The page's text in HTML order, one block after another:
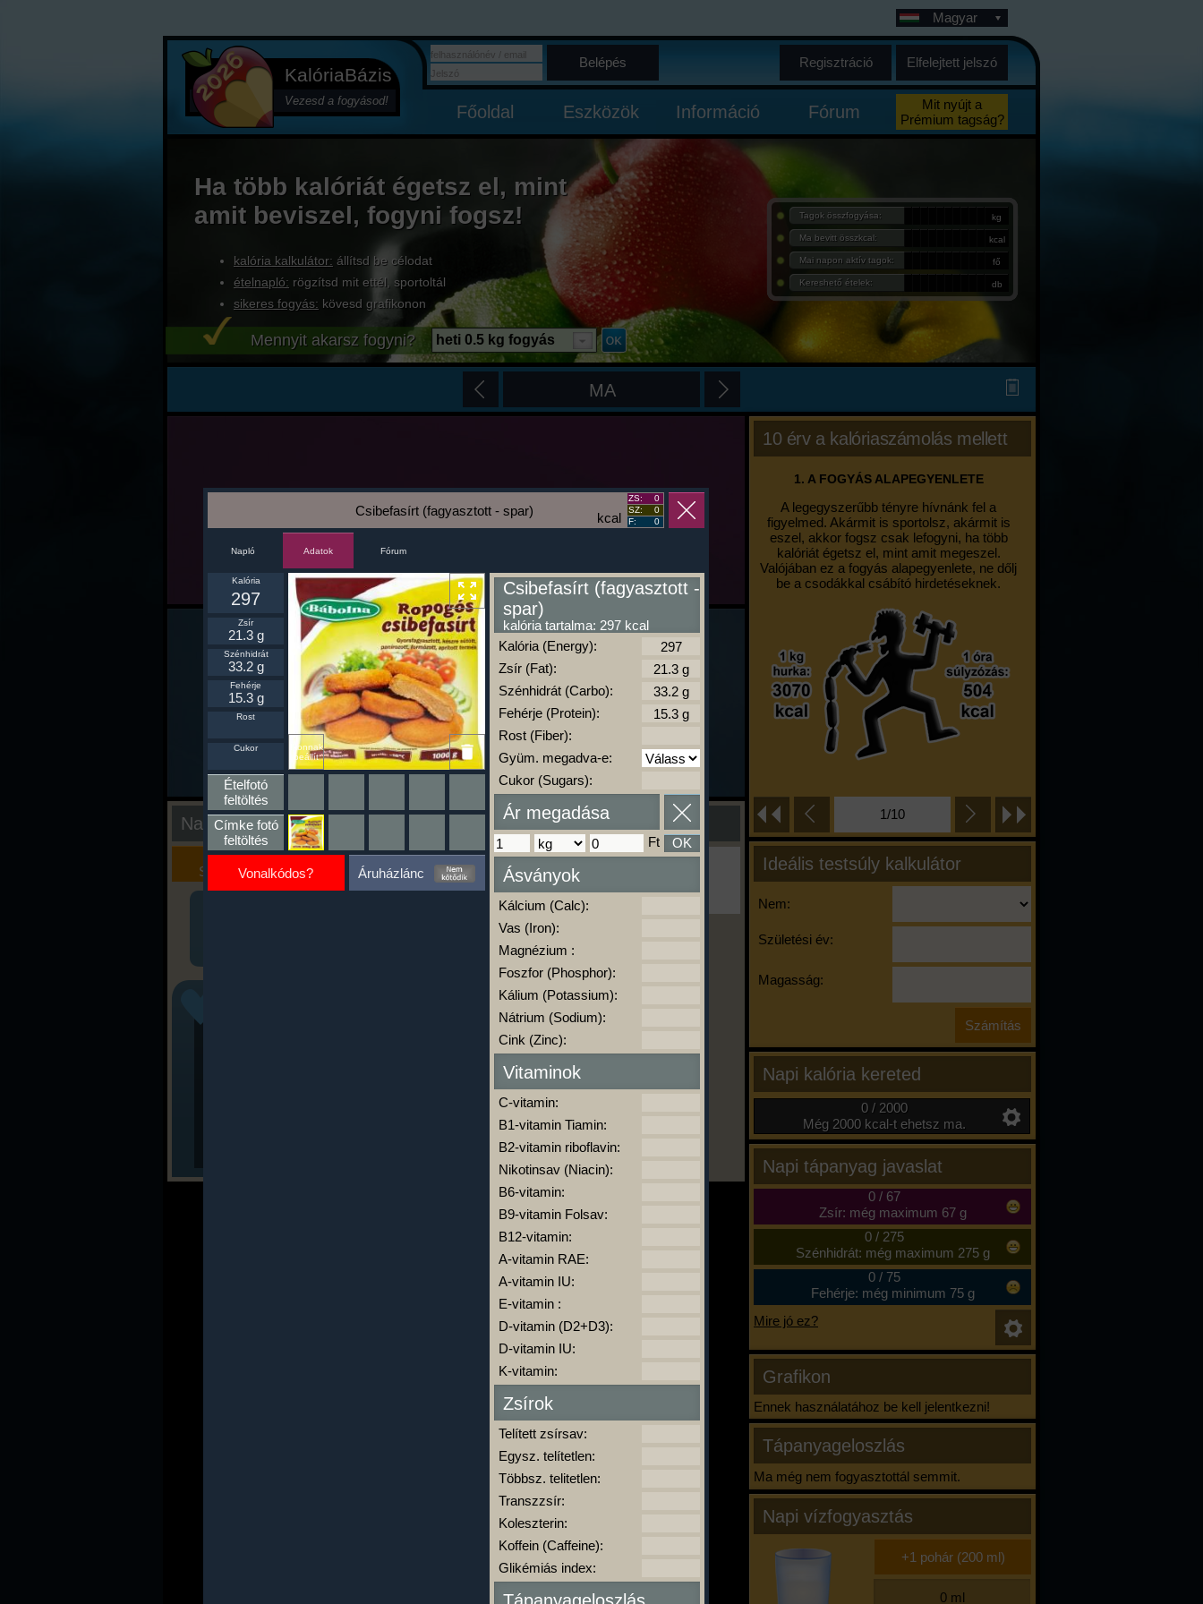
KalóriaBázis
Vezesd a fogyásod!
Magyar
Belépés Regisztráció Elfelejtett jelszó
Főoldal Eszközök Információ Fórum
Mit nyújt a
Prémium tagság?
Ha több kalóriát égetsz el, mint
amit beviszel, fogyni fogsz!
kalória kalkulátor: állítsd be célodat
ételnapló: rögzítsd mit ettél, sportoltál
sikeres fogyás: kövesd grafikonon
Tagok összfogyása: kg
Ma bevitt összkcal: kcal
Mai napon aktív tagok: fő
Kereshető ételek: db
Mennyit akarsz fogyni? heti 0.5 kg fogyás
MA
10 érv a kalóriaszámolás mellett
1. A FOGYÁS ALAPEGYENLETE
A legegyszerűbb tényre hívnánk fel a
figyelmed. Akármit is sportolsz, akármit is
eszel, akkor fogsz csak lefogyni, ha több
kalóriát égetsz el, mint amit megeszel.
Valójában ez a fogyás alapegyenlete, ne dőlj
be a csodákkal csábító hirdetéseknek.
1/10
Ideális testsúly kalkulátor
Nem:
Születési év:
Magasság:
Napi kalória kereted
0 / 2000
Még 2000 kcal-t ehetsz ma.
Napi tápanyag javaslat
0/ 67
Zsír: még maximum 67 g
0/ 275
Szénhidrát: még maximum 275 g
0/ 75
Fehérje: még minimum 75 g
Mire jó ez?
Grafikon
Ennek használatához be kell jelentkezni!
Tápanyageloszlás
Ma még nem fogyasztottál semmit.
Napi vízfogyasztás
Nap kiértékelése
Kalória
Szimulátor
Szöveges
Értékelés
Ha ma már nem eszel/sportolsz többet,
kattints a kiértékelésre!
A Kalória Szimulátor Prémium funkció.
kalóriabázis.hu
-
kcal
Csibefasírt (fagyasztott - spar)
ZS:
0
SZ:
0
F:
0
Napló Adatok Fórum
Ikonnak
beállít
Kalória
297
Zsír
21.3 g
Szénhidrát
33.2 g
Fehérje
15.3 g
Rost
Cukor
Ételfotó
feltöltés
Címke fotó
feltöltés
Vonalkódos? Áruházlánc
Csibefasírt (fagyasztott -
spar)
kalória tartalma: 297 kcal
Kalória (Energy):
Zsír (Fat):
Szénhidrát (Carbo):
Fehérje (Protein):
Rost (Fiber):
Gyüm. megadva-e:
Cukor (Sugars):
Ár megadása
Ft OK
Ásványok
Kálcium (Calc):
Vas (Iron):
Magnézium :
Foszfor (Phosphor):
Kálium (Potassium):
Nátrium (Sodium):
Cink (Zinc):
Vitaminok
C-vitamin:
B1-vitamin Tiamin:
B2-vitamin riboflavin:
Nikotinsav (Niacin):
B6-vitamin:
B9-vitamin Folsav:
B12-vitamin:
A-vitamin RAE:
A-vitamin IU:
E-vitamin :
D-vitamin (D2+D3):
D-vitamin IU:
K-vitamin:
Zsírok
Telített zsírsav:
Egysz. telítetlen:
Többsz. telitetlen:
Transzzsír:
Koleszterin:
Koffein (Caffeine):
Glikémiás index: